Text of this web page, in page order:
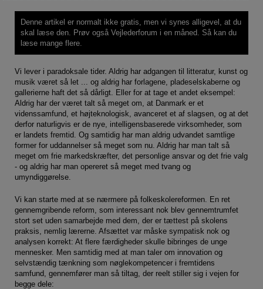
Veje til virkeligheden
Den kommunale ungeindsats
Social mobilitet
Misbrug
Praksischok
Data og dialog
Borgeren i centrum
Pseudoarbejde
Hackschooling
Digitale kompetencer
Virksomheder
Magasinet - alle temaer
Magasinet - alle navne
Denne artikel er normalt ikke gratis, men vi synes alligevel, at du
skal læse den. Prøv også Vejlederforum i en måned. Så kan du
læse mange flere.
Vi lever i paradoksale tider. Aldrig har adgangen til litteratur, kunst og
musik været så let ... og aldrig har forlagene, pladeselskaberne og
gallerierne haft det så dårligt. Eller for at tage et andet eksempel:
Aldrig har der været talt så meget om, at Danmark er et
videnssamfund, et højteknologisk, avanceret et af slagsen, og at det
derfor naturligvis er de nye, intelligensbaserede virksomheder, som
er landets fremtid. Og samtidig har man aldrig udvandet samtlige
former for uddannelser så meget som nu. Aldrig har man talt så
meget om frie markedskræfter, det personlige ansvar og det frie valg
- og aldrig har man opereret så meget med tvang og
umyndiggørelse.
Vi kan starte med at se nærmere på folkeskolereformen. En ret
gennemgribende reform, som interessant nok blev gennemtrumfet
stort set uden samarbejde med dem, der er tættest på skolens
praksis, nemlig lærerne. Afsættet var måske sympatisk nok og
analysen korrekt: At flere færdigheder skulle bibringes de unge
mennesker. Men samtidig med at man taler om innovation og
selvstændig tænkning som nøglekompetencer i fremtidens
samfund, gennemfører man så tiltag, der reelt stiller sig i vejen for
begge dele: